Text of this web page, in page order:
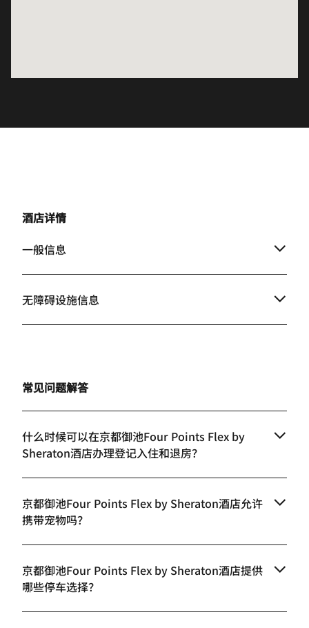
酒店详情
一般信息
无障碍设施信息
常见问题解答
什么时候可以在京都御池Four Points Flex by
Sheraton酒店办理登记入住和退房？
京都御池Four Points Flex by Sheraton酒店允许
携带宠物吗？
京都御池Four Points Flex by Sheraton酒店提供
哪些停车选择？